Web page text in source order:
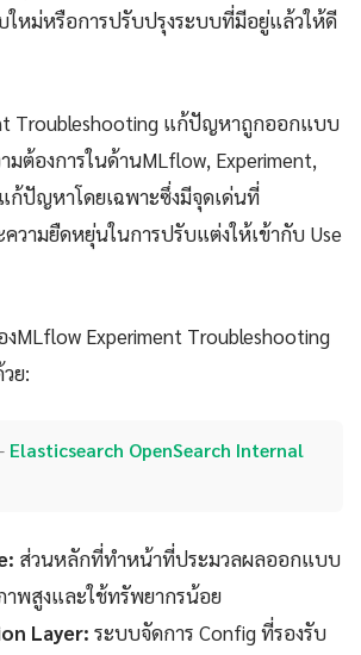
หม่หรือการปรับปรุงระบบที่มีอยู่แล้วให้ดี
Troubleshooting แก้ปัญหาถูกออกแบบ
มต้องการในด้านMLflow, Experiment,
ก้ปัญหาโดยเฉพาะซึ่งมีจุดเด่นที่
วามยืดหยุ่นในการปรับแต่งให้เข้ากับ Use
MLflow Experiment Troubleshooting
ย:
Elasticsearch OpenSearch Internal
ส่วนหลักที่ทำหน้าที่ประมวลผลออกแบบ
พสูงและใช้ทรัพยากรน้อย
Layer: ระบบจัดการ Config ที่รองรับ